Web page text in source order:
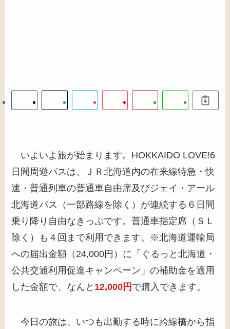
いよいよ旅が始まります。HOKKAIDO LOVE!6
日間周遊パスは、ＪＲ北海道内の在来線特急・快
速・普通列車の普通車自由席及びジェイ・アール
北海道バス（一部路線を除く）が連続する６日間
乗り降り自由なきっぷです。普通車指定席（ＳＬ
除く）も４回まで利用できます。※北海道運輸局
への届出金額（24,000円）に「ぐるっと北海道・
公共交通利用促進キャンペーン」の補助金を適用
した金額で、なんと 12,000円 で購入できます。
今日の旅は、いつも出勤する時に跨線橋から指